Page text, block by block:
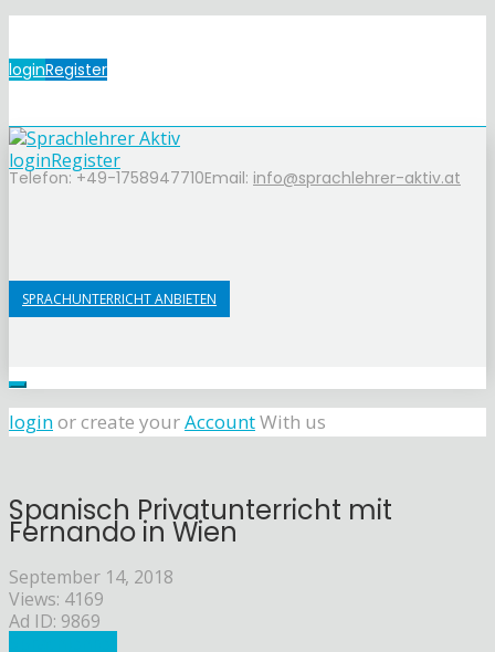
loginRegister
Telefon: +49-1758947710Email: info@sprachlehrer-aktiv.at
loginRegister
SPRACHUNTERRICHT ANBIETEN
loginor create yourAccountWith us
Spanisch Privatunterricht mit
Fernando in Wien
September 14, 2018
Views: 4169
Ad ID: 9869